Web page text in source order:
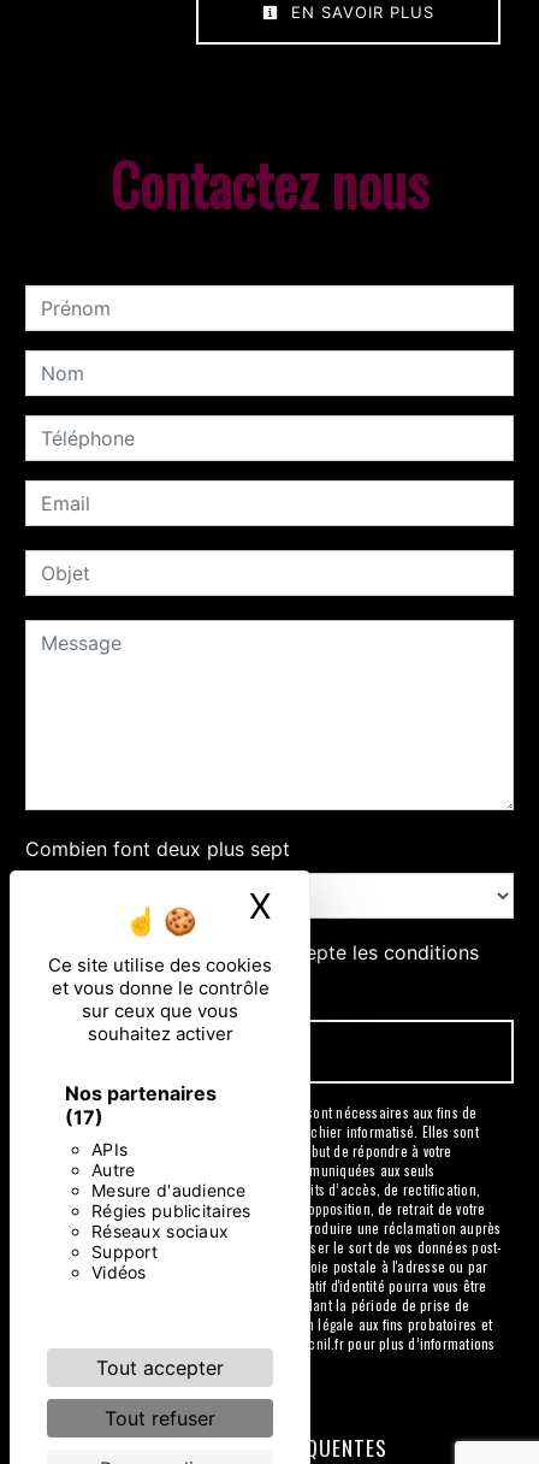
Ce site utilise des cookies
et vous donne le contrôle
sur ceux que vous
souhaitez activer
Nos partenaires
(17)
APIs
Autre
Mesure d'audience
Régies publicitaires
Réseaux sociaux
Support
Vidéos
Tout accepter
Tout refuser
X Masquer le
EN SAVOIR PLUS
Contactez nous
Combien font deux plus sept
En cochant cette case, j'accepte les conditions
particulières ci-dessous **
** Les données personnelles communiquées sont nécessaires aux fins de
vous contacter et sont enregistrées dans un fichier informatisé. Elles sont
destinées à et ses sous-traitants dans le seul but de répondre à votre
message. Les données collectées seront communiquées aux seuls
destinataires suivants: . Vous disposez de droits d’accès, de rectification,
d’effacement, de portabilité, de limitation, d’opposition, de retrait de votre
consentement à tout moment et du droit d’introduire une réclamation auprès
d’une autorité de contrôle, ainsi que d’organiser le sort de vos données post-
mortem. Vous pouvez exercer ces droits par voie postale à l'adresse ou par
courrier électronique à l'adresse . Un justificatif d'identité pourra vous être
demandé. Nous conservons vos données pendant la période de prise de
contact puis pendant la durée de prescription légale aux fins probatoires et
de gestion des contentieux. Consultez le site cnil.fr pour plus d’informations
sur vos droits.
RECHERCHES FRÉQUENTES